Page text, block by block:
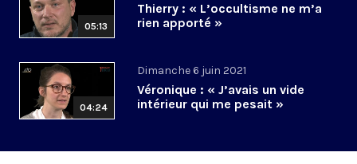
05:13
Thierry : « L’occultisme ne m’a
rien apporté »
04:24
Dimanche 6 juin 2021
Véronique : « J’avais un vide
intérieur qui me pesait »